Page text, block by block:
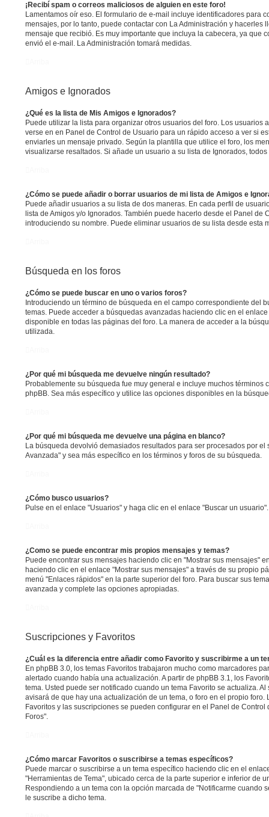
¡Recibí spam o correos maliciosos de alguien en este foro!
Lamentamos oír eso. El formulario de e-mail incluye identificadores para
mensajes, por lo tanto, puede contactar con La Administración y hacerles
mensaje que recibió. Es muy importante que incluya la cabecera, ya que
envió el e-mail. La Administración tomará medidas.
Amigos e Ignorados
¿Qué es la lista de Mis Amigos e Ignorados?
Puede utilizar la lista para organizar otros usuarios del foro. Los usuarios
verse en en Panel de Control de Usuario para un rápido acceso a ver si
enviarles un mensaje privado. Según la plantilla que utilice el foro, los
visualizarse resaltados. Si añade un usuario a su lista de Ignorados,
¿Cómo se puede añadir o borrar usuarios de mi lista de Amigos e
Puede añadir usuarios a su lista de dos maneras. En cada perfil de
lista de Amigos y/o Ignorados. También puede hacerlo desde el Panel de
introduciendo su nombre. Puede eliminar usuarios de su lista desde esta
Búsqueda en los foros
¿Cómo se puede buscar en uno o varios foros?
Introduciendo un término de búsqueda en el campo correspondiente del
temas. Puede acceder a búsquedas avanzadas haciendo clic en el
disponible en todas las páginas del foro. La manera de acceder a la
utilizada.
¿Por qué mi búsqueda me devuelve ningún resultado?
Probablemente su búsqueda fue muy general e incluye muchos términos
phpBB. Sea más específico y utilice las opciones disponibles en la
¿Por qué mi búsqueda me devuelve una página en blanco?
La búsqueda devolvió demasiados resultados para ser procesados por el
Avanzada" y sea más específico en los términos y foros de su búsqueda.
¿Cómo busco usuarios?
Pulse en el enlace "Usuarios" y haga clic en el enlace "Buscar un usuario".
¿Como se puede encontrar mis propios mensajes y temas?
Puede encontrar sus mensajes haciendo clic en "Mostrar sus mensajes"
haciendo clic en el enlace "Mostrar sus mensajes" a través de su propio
menú "Enlaces rápidos" en la parte superior del foro. Para buscar sus
avanzada y complete las opciones apropiadas.
Suscripciones y Favoritos
¿Cuál es la diferencia entre añadir como Favorito y suscribirme a un
En phpBB 3.0, los temas Favoritos trabajaron mucho como marcadores
alertado cuando había una actualización. A partir de phpBB 3.1, los
tema. Usted puede ser notificado cuando un tema Favorito se actualiza.
avisará de que hay una actualización de un tema, o foro en el propio
Favoritos y las suscripciones se pueden configurar en el Panel de
Foros".
¿Cómo marcar Favoritos o suscribirse a temas específicos?
Puede marcar o suscribirse a un tema específico haciendo clic en el
"Herramientas de Tema", ubicado cerca de la parte superior e inferior de
Respondiendo a un tema con la opción marcada de "Notificarme cuando
le suscribe a dicho tema.